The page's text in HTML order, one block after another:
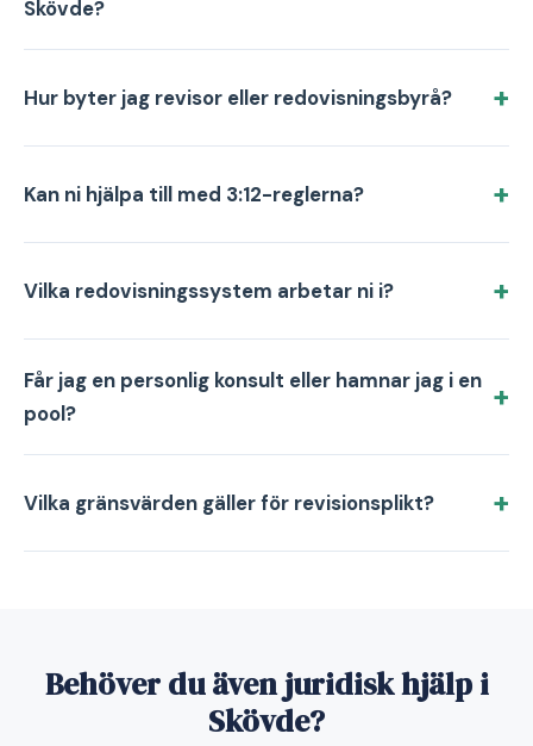
Skövde?
Hur byter jag revisor eller redovisningsbyrå?
Kan ni hjälpa till med 3:12-reglerna?
Vilka redovisningssystem arbetar ni i?
Får jag en personlig konsult eller hamnar jag i en
pool?
Vilka gränsvärden gäller för revisionsplikt?
Behöver du även juridisk hjälp i
Skövde?